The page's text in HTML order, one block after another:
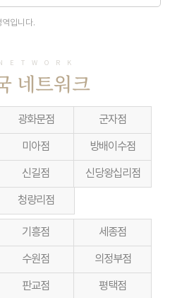
입니다.
네트워크
광화문점 군자점
미아점 방배이수점
신길점 신당왕십리점
청량리점
기흥점 세종점
수원점 의정부점
판교점 평택점